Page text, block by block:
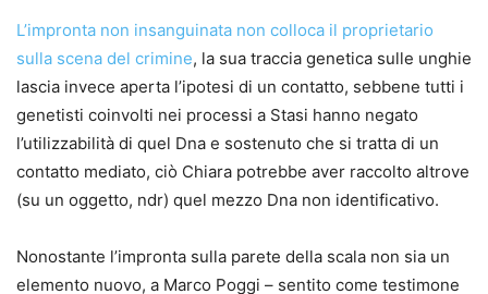
L’impronta non insanguinata non colloca il proprietario
sulla scena del crimine, la sua traccia genetica sulle unghie
lascia invece aperta l’ipotesi di un contatto, sebbene tutti i
genetisti coinvolti nei processi a Stasi hanno negato
l’utilizzabilità di quel Dna e sostenuto che si tratta di un
contatto mediato, ciò Chiara potrebbe aver raccolto altrove
(su un oggetto, ndr) quel mezzo Dna non identificativo.
Nonostante l’impronta sulla parete della scala non sia un
elemento nuovo, a Marco Poggi – sentito come testimone